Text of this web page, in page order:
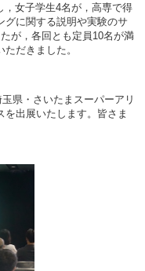
，女子学生4名が，高専で得
グに関する説明や実験のサ
が，各回とも定員10名が満
だきました。
県・さいたまスーパーアリ
出展いたします。皆さま